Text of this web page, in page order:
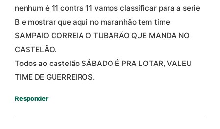
nenhum é 11 contra 11 vamos classificar para a serie
B e mostrar que aqui no maranhão tem time
SAMPAIO CORREIA O TUBARÃO QUE MANDA NO
CASTELÃO.
Todos ao castelão SÁBADO É PRA LOTAR, VALEU
TIME DE GUERREIROS.
Responder